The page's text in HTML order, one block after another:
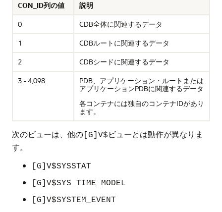
CON_ID列の値
説明
0
CDB全体に関連するデータ
1
CDBルートに関連するデータ
2
CDBシードに関連するデータ
3 - 4,098
PDB、アプリケーション・ルートまたは
アプリケーションPDBに関連するデータ
各コンテナには独自のコンテナIDがあり
ます。
次のビューは、他の [G]V$ ビューとは動作が異なりま
す。
[G]V$SYSSTAT
[G]V$SYS_TIME_MODEL
[G]V$SYSTEM_EVENT